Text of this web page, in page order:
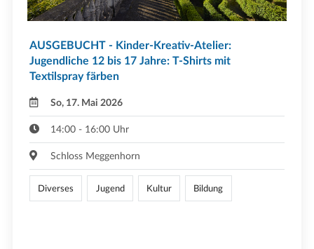
AUSGEBUCHT - Kinder-Kreativ-Atelier:
Jugendliche 12 bis 17 Jahre: T-Shirts mit
Textilspray färben
So, 17. Mai 2026
14:00 - 16:00 Uhr
Schloss Meggenhorn
Diverses Jugend Kultur Bildung